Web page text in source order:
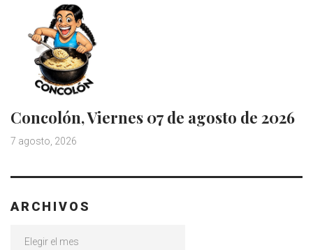
Concolón, Viernes 07 de agosto de 2026
7 agosto, 2026
ARCHIVOS